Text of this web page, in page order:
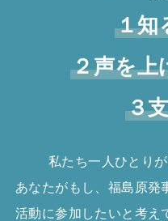
１知
２声を上
３
私たち一人ひとり
あなたがもし、福島原発
活動に参加したいと考え